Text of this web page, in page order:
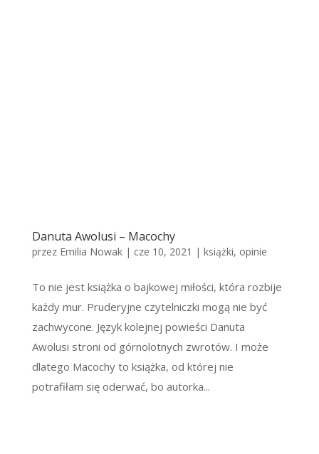
Danuta Awolusi – Macochy
przez Emilia Nowak| cze 10, 2021 | książki, opinie
To nie jest książka o bajkowej miłości, która rozbije
każdy mur. Pruderyjne czytelniczki mogą nie być
zachwycone. Język kolejnej powieści Danuta
Awolusi stroni od górnolotnych zwrotów. I może
dlatego Macochy to książka, od której nie
potrafiłam się oderwać, bo autorka...